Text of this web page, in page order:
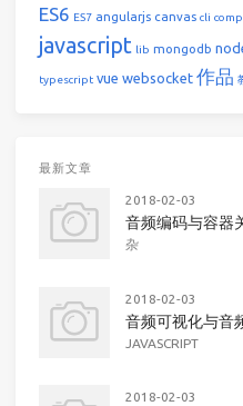
ES6 ES7 angularjs canvas cli
javascript lib mongodb
typescript vue websocket 作品
最新文章
2018-02-03
音频编码与容器
杂
2018-02-03
音频可视化与音
JAVASCRIPT
2018-02-03